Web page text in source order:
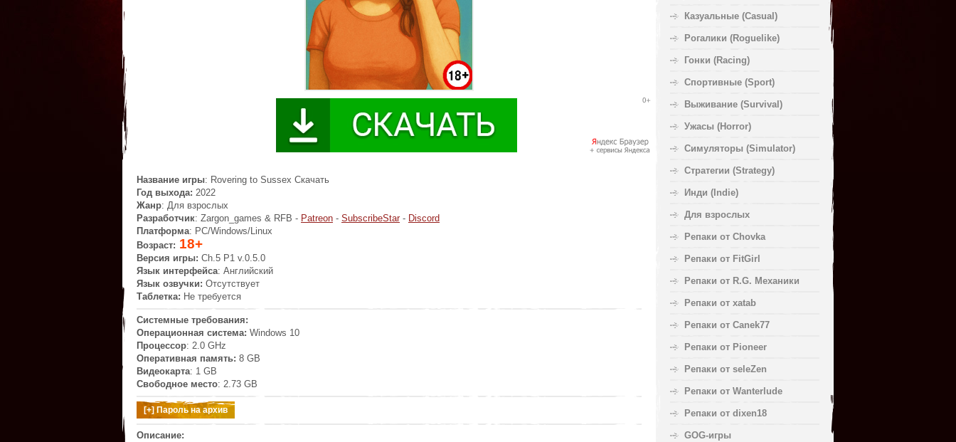
Название игры: Rovering to Sussex Скачать
Год выхода: 2022
Жанр: Для взрослых
Разработчик: Zargon_games & RFB - Patreon - SubscribeStar- Discord
Платформа: PC/Windows/Linux
Возраст: 18+
Версия игры: Ch.5 P1 v.0.5.0
Язык интерфейса: Английский
Язык озвучки: Отсутствует
Таблетка: Не требуется
Системные требования:
Операционная система: Windows 10
Процессор: 2.0 GHz
Оперативная память: 8 GB
Видеокарта: 1 GB
Свободное место: 2.73 GB
Описание:
Казуальные (Casual)
Рогалики (Roguelike)
Гонки (Racing)
Спортивные (Sport)
Выживание (Survival)
Ужасы (Horror)
Симуляторы (Simulator)
Стратегии (Strategy)
Инди (Indie)
Для взрослых
Репаки от Chovka
Репаки от FitGirl
Репаки от R.G. Механики
Репаки от xatab
Репаки от Canek77
Репаки от Pioneer
Репаки от seleZen
Репаки от Wanterlude
Репаки от dixen18
GOG-игры